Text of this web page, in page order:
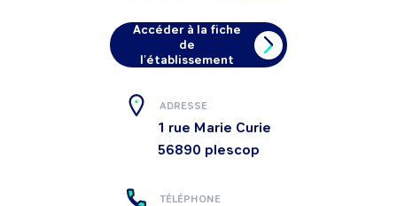
Accéder à la fiche
de
l'établissement
ADRESSE
1 rue Marie Curie
56890 plescop
TÉLÉPHONE